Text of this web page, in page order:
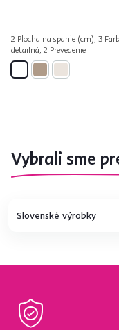
2 Plocha na spanie (cm), 3
detailná, 2 Prevedenie
Vybrali sme
Slovenské výrobky